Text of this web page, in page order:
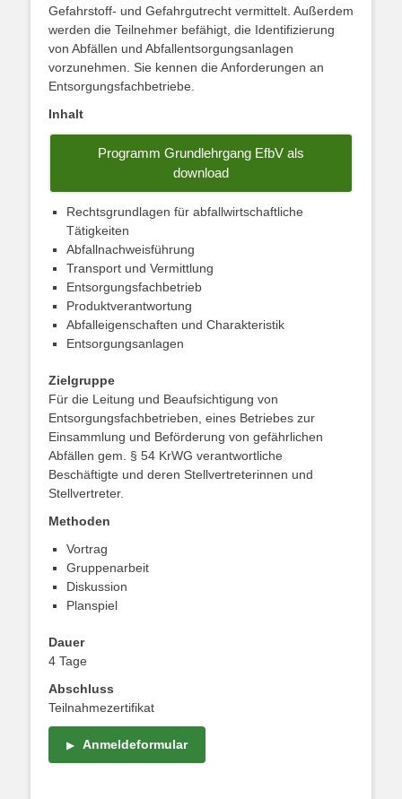
Gefahrstoff- und Gefahrgutrecht vermittelt. Außerdem
werden die Teilnehmer befähigt, die Identifizierung
von Abfällen und Abfallentsorgungsanlagen
vorzunehmen. Sie kennen die Anforderungen an
Entsorgungsfachbetriebe.
Inhalt
Programm Grundlehrgang EfbV als
download
Rechtsgrundlagen für abfallwirtschaftliche
Tätigkeiten
Abfallnachweisführung
Transport und Vermittlung
Entsorgungsfachbetrieb
Produktverantwortung
Abfalleigenschaften und Charakteristik
Entsorgungsanlagen
Zielgruppe
Für die Leitung und Beaufsichtigung von
Entsorgungsfachbetrieben, eines Betriebes zur
Einsammlung und Beförderung von gefährlichen
Abfällen gem. § 54 KrWG verantwortliche
Beschäftigte und deren Stellvertreterinnen und
Stellvertreter.
Methoden
Vortrag
Gruppenarbeit
Diskussion
Planspiel
Dauer
4 Tage
Abschluss
Teilnahmezertifikat
Anmeldeformular